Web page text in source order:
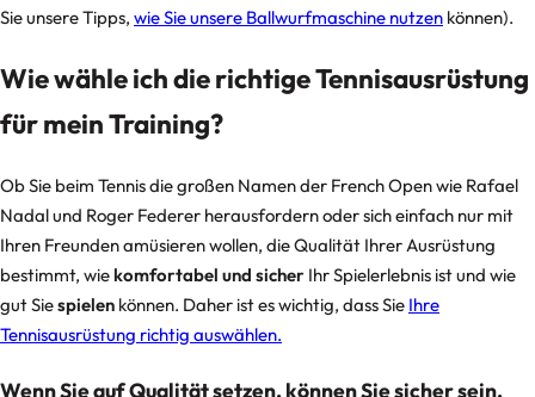
Sie unsere Tipps, wie Sie unsere Ballwurfmaschine nutzen können).
Wie wähle ich die richtige Tennisausrüstung
für mein Training?
Ob Sie beim Tennis die großen Namen der French Open wie Rafael
Nadal und Roger Federer herausfordern oder sich einfach nur mit
Ihren Freunden amüsieren wollen, die Qualität Ihrer Ausrüstung
bestimmt, wiekomfortabel und sicher Ihr Spielerlebnis ist und wie
gut Siespielen können. Daher ist es wichtig, dass Sie Ihre
Tennisausrüstung richtig auswählen.
Wenn Sie auf Qualität setzen, können Sie sicher sein,